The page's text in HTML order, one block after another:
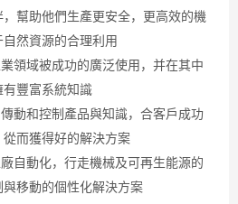
幫助他們生產更安全，更高效的機
然資源的合理利用
領域被成功的廣泛使用，并在其中
有豐富系統知識
動和控制產品與知識，合客戶成功
而獲得好的解決方案
自動化，行走機械及可再生能源的
移動的個性化解決方案